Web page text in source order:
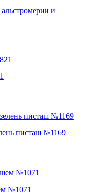
и
писташ №1169
№1071